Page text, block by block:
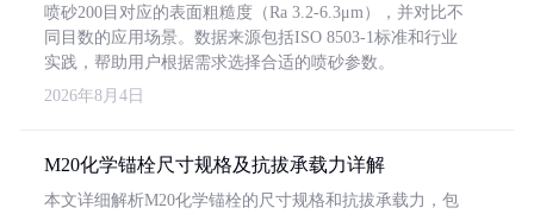
喷砂200目对应的表面粗糙度（Ra 3.2-6.3μm），并对比不
同目数的应用场景。数据来源包括ISO 8503-1标准和行业
实践，帮助用户根据需求选择合适的喷砂参数。
2026年8月4日
M20化学锚栓尺寸规格及抗拔承载力详解
本文详细解析M20化学锚栓的尺寸规格和抗拔承载力，包